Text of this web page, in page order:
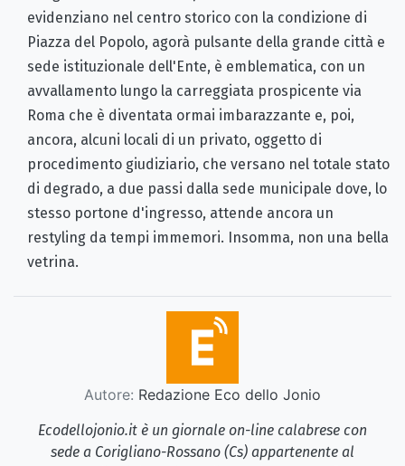
evidenziano nel centro storico con la condizione di
Piazza del Popolo, agorà pulsante della grande città e
sede istituzionale dell'Ente, è emblematica, con un
avvallamento lungo la carreggiata prospicente via
Roma che è diventata ormai imbarazzante e, poi,
ancora, alcuni locali di un privato, oggetto di
procedimento giudiziario, che versano nel totale stato
di degrado, a due passi dalla sede municipale dove, lo
stesso portone d'ingresso, attende ancora un
restyling da tempi immemori. Insomma, non una bella
vetrina.
Autore: Redazione Eco dello Jonio
Ecodellojonio.it è un giornale on-line calabrese con
sede a Corigliano-Rossano (Cs) appartenente al